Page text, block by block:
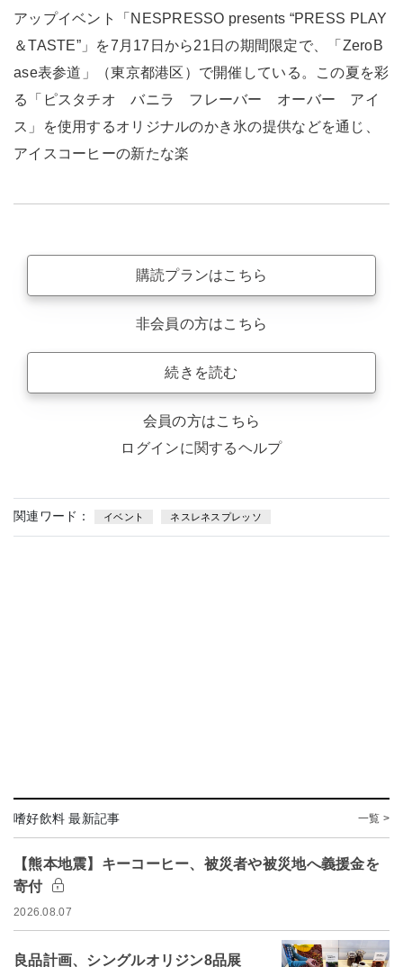
アップイベント「NESPRESSO presents “PRESS PLAY
＆TASTE”」を7月17日から21日の期間限定で、「ZeroB
ase表参道」（東京都港区）で開催している。この夏を彩
る「ピスタチオ バニラ フレーバー オーバー アイ
ス」を使用するオリジナルのかき氷の提供などを通じ、
アイスコーヒーの新たな楽
購読プランはこちら
非会員の方はこちら
続きを読む
会員の方はこちら
ログインに関するヘルプ
関連ワード： イベント ネスレネスプレッソ
嗜好飲料 最新記事 一覧 >
【熊本地震】キーコーヒー、被災者や被災地へ義援金を
寄付
2026.08.07
良品計画、シングルオリジン8品展